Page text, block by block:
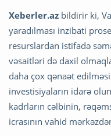
Xeberler.az bildirir ki,
yaradılması inzibati
resurslardan istifadə
vəsaitləri də daxil
daha çox qənaət
investisiyaların idarə
kadrların cəlbinin,
icrasının vahid